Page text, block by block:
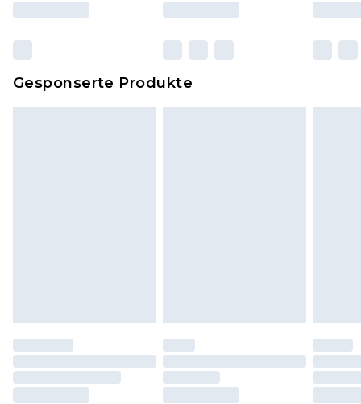
Klickehierum unsere vollständigen
Gesponserte Produkte